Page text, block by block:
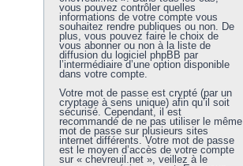
vous pouvez contrôler quelles
informations de votre compte vous
souhaitez rendre publiques ou non. De
plus, vous pouvez faire le choix de
vous abonner ou non à la liste de
diffusion du logiciel phpBB par
l’intermédiaire d’une option disponible
dans votre compte.
Votre mot de passe est crypté (par un
cryptage à sens unique) afin qu’il soit
sécurisé. Cependant, il est
recommandé de ne pas utiliser le même
mot de passe sur plusieurs sites
internet différents. Votre mot de passe
est le moyen d’accès de votre compte
sur « chevreuil.net », veillez à le